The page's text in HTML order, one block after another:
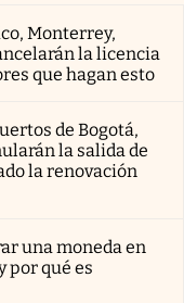
Monterrey,
la licencia
que hagan esto
de Bogotá,
la salida de
la renovación
una moneda en
por qué es